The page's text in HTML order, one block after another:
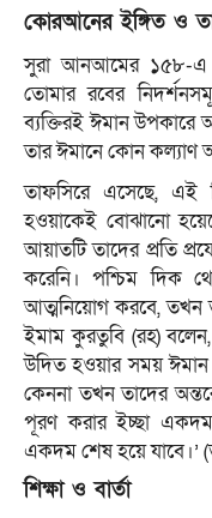
কোরআনের ইঙ্গিত ও
সুরা আনআমের ১৫৮-এ
তোমার রবের
ব্যক্তিরই ঈমান উপকারে
তার ঈমানে কোন কল্যাণ
তাফসিরে এসেছে, এই
হওয়াকেই বোঝানো
আয়াতটি তাদের প্রতি
করেনি। পশ্চিম দিক
আত্মনিয়োগ করবে, তখন
ইমাম কুরতুবি (রহ)
উদিত হওয়ার সময়
কেননা তখন তাদের
পূরণ করার ইচ্ছা একদম
একদম শেষ হয়ে যাবে।’
শিক্ষা ও বার্তা